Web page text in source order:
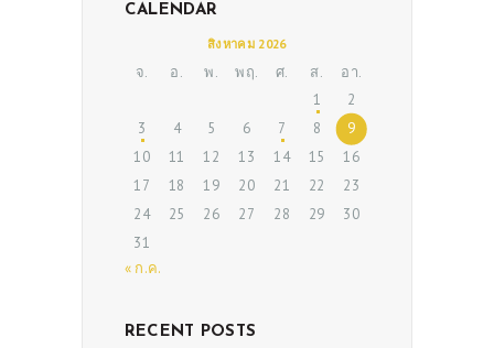
CALENDAR
สิงหาคม 2026
จ. อ. พ. พฤ. ศ. ส. อา.
1
2
3
4 5 6 7 8
9
10
11 12 13 14 15
16
17
18 19 20 21 22
23
24
25 26 27 28 29
30
31
« ก.ค.
RECENT POSTS